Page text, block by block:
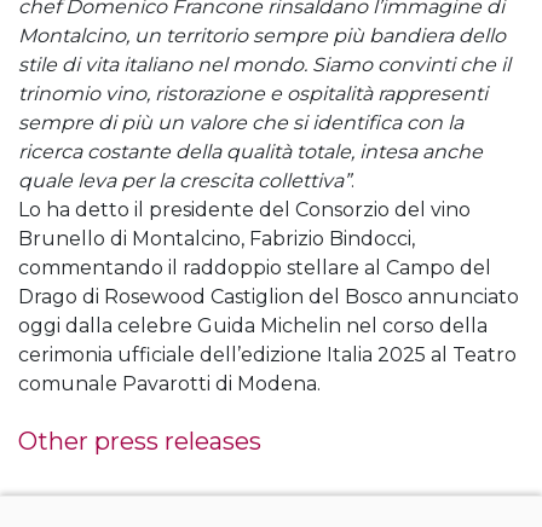
chef Domenico Francone rinsaldano l’immagine di
Montalcino, un territorio sempre più bandiera dello
stile di vita italiano nel mondo. Siamo convinti che il
trinomio vino, ristorazione e ospitalità rappresenti
sempre di più un valore che si identifica con la
ricerca costante della qualità totale, intesa anche
quale leva per la crescita collettiva”.
Lo ha detto il presidente del Consorzio del vino
Brunello di Montalcino, Fabrizio Bindocci,
commentando il raddoppio stellare al Campo del
Drago di Rosewood Castiglion del Bosco annunciato
oggi dalla celebre Guida Michelin nel corso della
cerimonia ufficiale dell’edizione Italia 2025 al Teatro
comunale Pavarotti di Modena.
Other press releases